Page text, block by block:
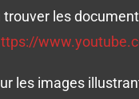
trouver les
les images